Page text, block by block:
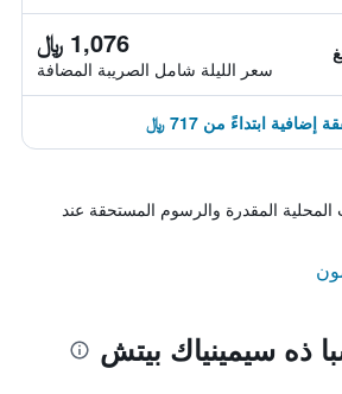
1,076 ﷼
سعر الليلة شامل الصريبة المضافة
المقدرة والرسوم المستحقة عند
ذه سيمينياك بيتش